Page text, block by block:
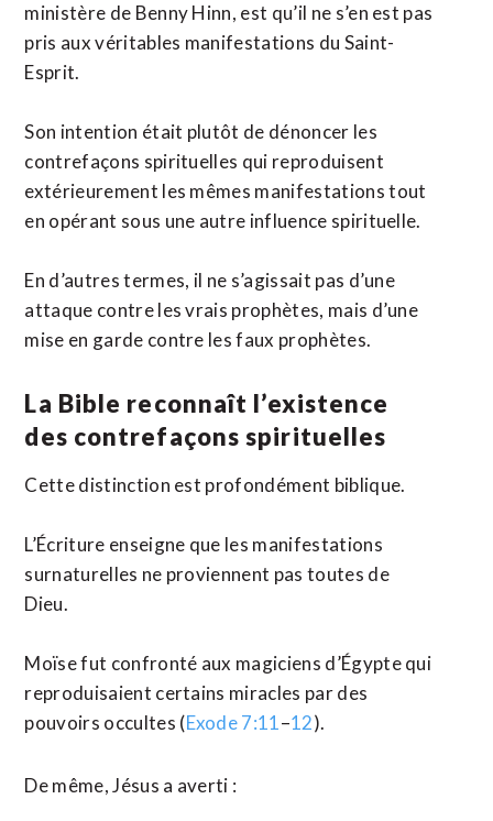
ministère de Benny Hinn, est qu’il ne s’en est pas
pris aux véritables manifestations du Saint-
Esprit.
Son intention était plutôt de dénoncer les
contrefaçons spirituelles qui reproduisent
extérieurement les mêmes manifestations tout
en opérant sous une autre influence spirituelle.
En d’autres termes, il ne s’agissait pas d’une
attaque contre les vrais prophètes, mais d’une
mise en garde contre les faux prophètes.
La Bible reconnaît l’existence
des contrefaçons spirituelles
Cette distinction est profondément biblique.
L’Écriture enseigne que les manifestations
surnaturelles ne proviennent pas toutes de
Dieu.
Moïse fut confronté aux magiciens d’Égypte qui
reproduisaient certains miracles par des
pouvoirs occultes (Exode 7:11–12).
De même, Jésus a averti :